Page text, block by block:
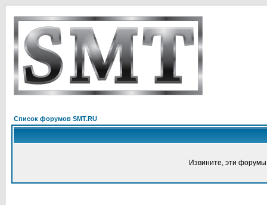
Список форумов SMT.RU
Извините, эти